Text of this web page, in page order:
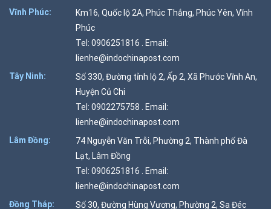
Vĩnh Phúc:
Km16, Quốc lộ 2A, Phúc Thắng, Phúc Yên, Vĩnh
Phúc
Tel: 0906251816 . Email:
lienhe@indochinapost.com
Tây Ninh:
Số 330, Đường tỉnh lộ 2, Ấp 2, Xã Phước Vĩnh An,
Huyện Củ Chi
Tel: 0902275758 . Email:
lienhe@indochinapost.com
Lâm Đồng:
74 Nguyễn Văn Trỗi, Phường 2, Thành phố Đà
Lạt, Lâm Đồng
Tel: 0906251816 . Email:
lienhe@indochinapost.com
Đồng Tháp:
Số 30, Đường Hùng Vương, Phường 2, Sa Đéc